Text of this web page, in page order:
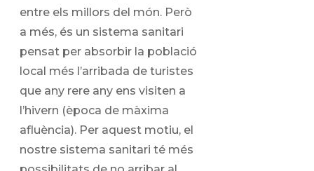
entre els millors del món. Però
a més, és un sistema sanitari
pensat per absorbir la població
local més l’arribada de turistes
que any rere any ens visiten a
l’hivern (època de màxima
afluència). Per aquest motiu, el
nostre sistema sanitari té més